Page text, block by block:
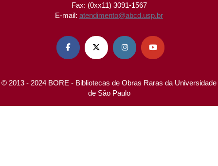
Fax: (0xx11) 3091-1567
E-mail: atendimento@abcd.usp.br
   
© 2013 - 2024 BORE - Bibliotecas de Obras Raras da Universidade
de São Paulo